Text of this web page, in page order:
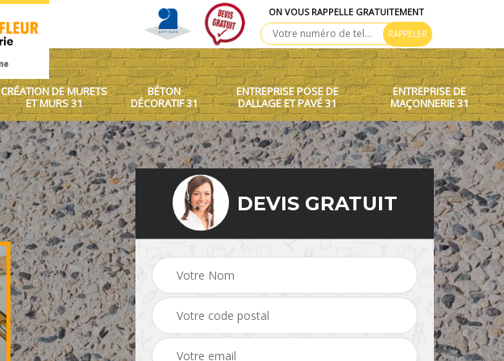
ON VOUS RAPPELLE GRATUITEMENT
CRÉATION DE MURETS
ET MURS 31
BÉTON
DÉCORATIF 31
ENTREPRISE POSE DE
DALLAGE ET PAVÉ 31
ENTREPRISE DE
MAÇONNERIE 31
Maçon toit terrasse toit
plat 31
Création de murets et
murs 31 Béton décoratif 31
DEVIS GRATUIT